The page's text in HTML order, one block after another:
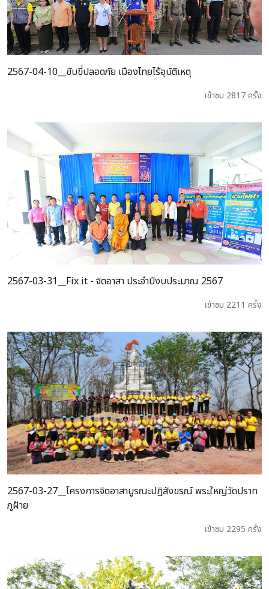
2567-04-10__ขับขี่ปลอดภัย เมืองไทยไร้อุบัติเหตุ
เข้าชม 2817 ครั้ง
2567-03-31__Fix it - จิตอาสา ประจำปีงบประมาณ 2567
เข้าชม 2211 ครั้ง
2567-03-27__โครงการจิตอาสาบูรณะปฏิสังขรณ์ พระใหญ่วัดปราท
ภูฝ้าย
เข้าชม 2295 ครั้ง